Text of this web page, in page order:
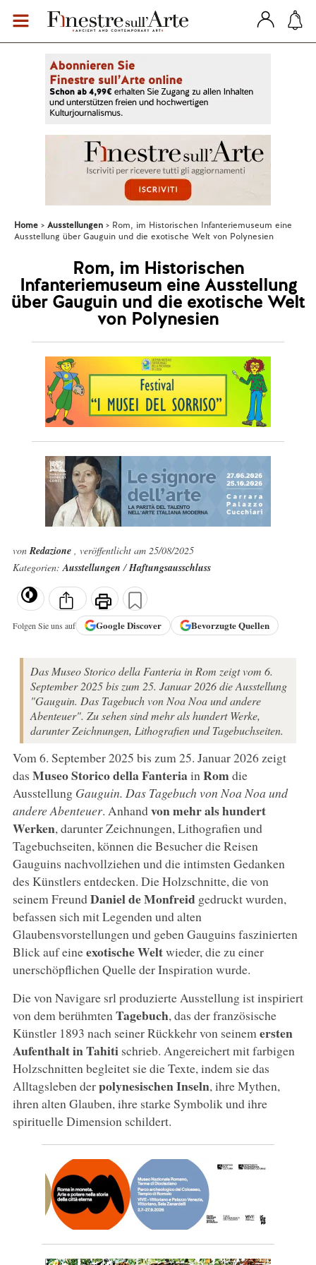
Home Ausstellungen
Rom, im Historischen Infanteriemuseum eine
Ausstellung über Gauguin und die exotische Welt von Polynesien
Rom, im Historischen
Infanteriemuseum eine Ausstellung
über Gauguin und die exotische Welt
von Polynesien
vonRedazione , veröffentlicht am 25/08/2025
Kategorien:Ausstellungen/Haftungsausschluss
Folgen Sie uns auf GoogleDiscover Bevorzugte Quellen
Das Museo Storico della Fanteria in Rom zeigt vom 6.
September 2025 bis zum 25. Januar 2026 die Ausstellung
"Gauguin. Das Tagebuch von Noa Noa und andere
Abenteuer". Zu sehen sind mehr als hundert Werke,
darunter Zeichnungen, Lithografien und Tagebuchseiten.
Vom 6. September 2025 bis zum 25. Januar 2026 zeigt
das Museo Storico della FanteriainRomdie
Ausstellung Gauguin. Das Tagebuch von Noa Noa und
andere Abenteuer. Anhandvon mehr als hundert
Werken, darunter Zeichnungen, Lithografien und
Tagebuchseiten, können die Besucher die Reisen
Gauguins nachvollziehen und die intimsten Gedanken
des Künstlers entdecken. Die Holzschnitte, die von
seinem FreundDaniel de Monfreid gedruckt wurden,
befassen sich mit Legenden und alten
Glaubensvorstellungen und geben Gauguins faszinierten
Blick auf eineexotische Weltwieder, die zu einer
unerschöpflichen Quelle der Inspiration wurde.
Die von Navigare srl produzierte Ausstellung ist inspiriert
von dem berühmtenTagebuch, das der französische
Künstler 1893 nach seiner Rückkehr von seinem ersten
Aufenthalt in Tahiti schrieb. Angereichert mit farbigen
Holzschnitten begleitet sie die Texte, indem sie das
Alltagsleben derpolynesischen Inseln, ihre Mythen,
ihren alten Glauben, ihre starke Symbolik und ihre
spirituelle Dimension schildert.